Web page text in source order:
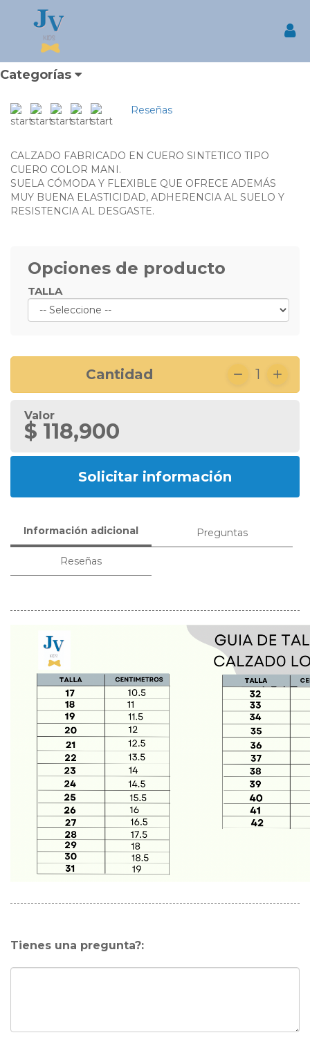
Categorías
Productos
ZAPATO DE NIÑO FORMAL
COLOR MANI
¿DONDE PUEDO COMPRAR ZAPATOS?
Reseñas
CALZADO FABRICADO EN CUERO SINTETICO TIPO
CUERO COLOR MANI.
SUELA CÓMODA Y FLEXIBLE QUE OFRECE ADEMÁS
MUY BUENA ELASTICIDAD, ADHERENCIA AL SUELO Y
RESISTENCIA AL DESGASTE.
Opciones de producto
TALLA
Cantidad 1
Valor
$ 118,900
Solicitar información
Información adicional Preguntas
Reseñas
Tienes una pregunta?: